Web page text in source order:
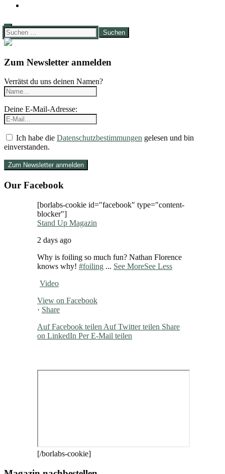
Suchen
nach:
Zum Newsletter anmelden
Verrätst du uns deinen Namen?
Deine E-Mail-Adresse:
Ich habe die Datenschutzbestimmungen gelesen und bin
einverstanden.
Our Facebook
[borlabs-cookie id="facebook" type="content-
blocker"]
Stand Up Magazin
2 days ago
Why is foiling so much fun? Nathan Florence
knows why! #foiling ... See MoreSee Less
Video
View on Facebook
· Share
Auf Facebook teilen Auf Twitter teilen Share
on LinkedIn Per E-Mail teilen
[/borlabs-cookie]